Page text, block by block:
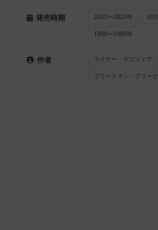
発売時期 2021〜2022年
1950〜1980年
作者 ライナー・クニツィア
フリードマン・フリーゼ